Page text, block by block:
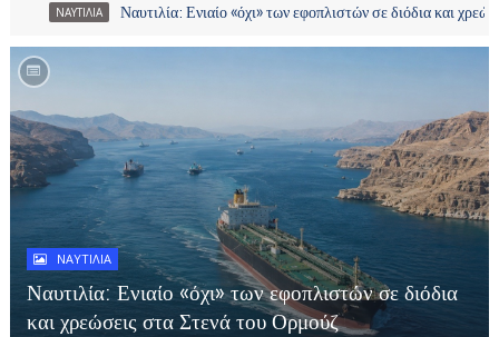
Ενιαίο «όχι» των εφοπλιστών σε διόδια και χρεώσεις στα Στενά του
ΝΑΥΤΙΛΙΑ
Ναυτιλία: Ενιαίο «όχι» των εφοπλιστών σε διόδια
και χρεώσεις στα Στενά του Ορμούζ